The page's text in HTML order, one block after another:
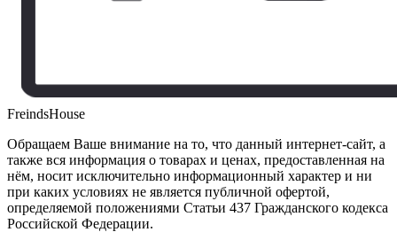
FreindsHouse
Обращаем Ваше внимание на то, что данный интернет-сайт, а
также вся информация о товарах и ценах, предоставленная на
нём, носит исключительно информационный характер и ни
при каких условиях не является публичной офертой,
определяемой положениями Статьи 437 Гражданского кодекса
Российской Федерации.